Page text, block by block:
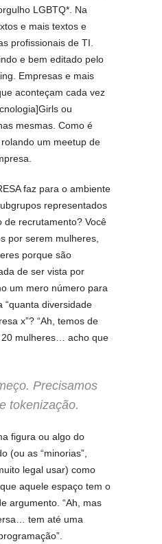
LGBTQ*. Na
e mais textos e
profissionais de TI.
e bem editado pelo
Empresas e mais
aconteçam cada vez
ou
mesmas. Como é
um meetup de
faz para o ambiente
representados
de recrutamento? Você
por serem mulheres,
porque são
de ser vista por
um mero número para
“quanta diversidade
x”? “Ah, temos de
mulheres… acho que
Precisamos
tokenização.
figura ou algo do
(ou as “minorias”,
legal usar) como
aquele espaço tem o
argumento. “Ah, mas
tem até uma